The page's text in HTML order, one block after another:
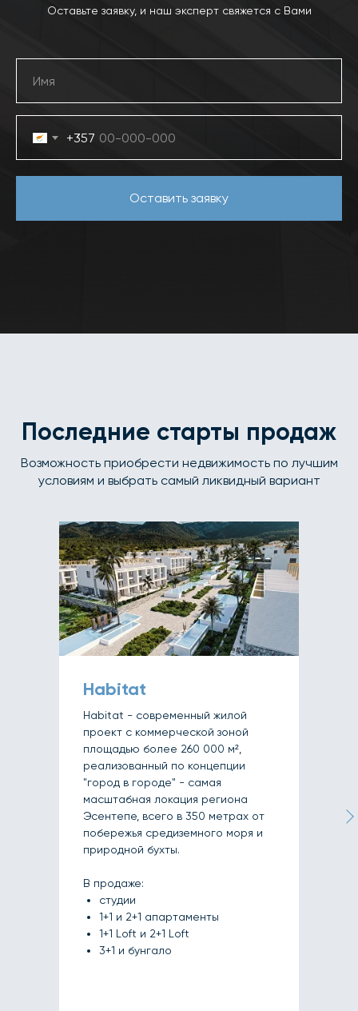
Оставьте заявку, и наш эксперт свяжется с Вами
+357
Оставить заявку
Последние старты продаж
Возможность приобрести недвижимость по лучшим
условиям и выбрать самый ликвидный вариант
Habitat
Habitat - современный жилой
проект с коммерческой зоной
площадью более 260 000 м²,
реализованный по концепции
"город в городе" - самая
масштабная локация региона
Эсентепе, всего в 350 метрах от
побережья средиземного моря и
природной бухты.
В продаже:
студии
1+1 и 2+1 апартаменты
1+1 Loft и 2+1 Loft
3+1 и бунгало